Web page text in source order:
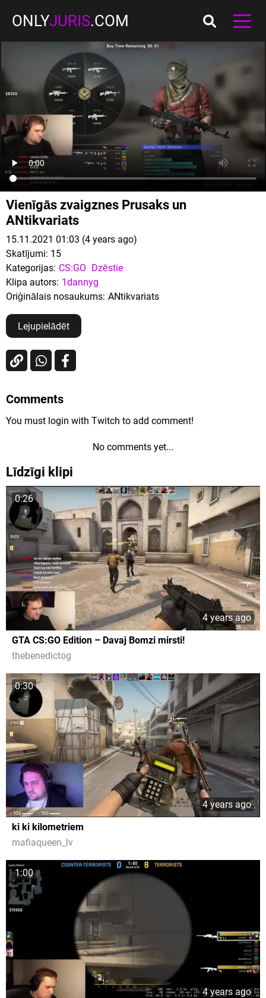
ONLYJURIS.COM
Vienīgās zvaigznes Prusaks un
ANtikvariats
15.11.2021 01:03 (4 years ago)
Skatījumi: 15
Kategorijas: CS:GO Dzēstie
Klipa autors: 1dannyg
Oriģinālais nosaukums: ANtikvariats
Lejupielādēt
Comments
You must login with Twitch to add comment!
No comments yet...
Līdzīgi klipi
0:26
4 years ago
GTA CS:GO Edition – Davaj Bomzi mirsti!
thebenedictog
0:30
4 years ago
ki ki kilometriem
mafiaqueen_lv
1:00
4 years ago